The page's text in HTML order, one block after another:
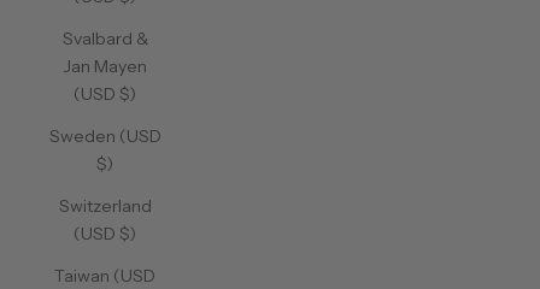
Svalbard &
Jan Mayen
(USD $)
Sweden (USD
$)
Switzerland
(USD $)
Taiwan (USD